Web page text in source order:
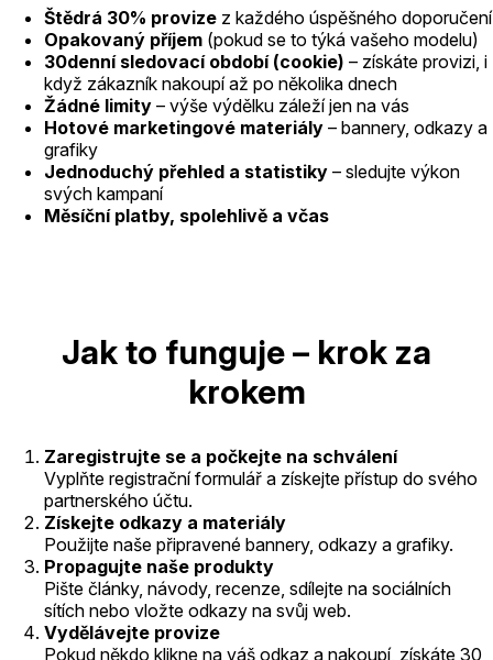
Štědrá 30% provize z každého úspěšného doporučení
Opakovaný příjem (pokud se to týká vašeho modelu)
30denní sledovací období (cookie) – získáte provizi, i
když zákazník nakoupí až po několika dnech
Žádné limity – výše výdělku záleží jen na vás
Hotové marketingové materiály – bannery, odkazy a
grafiky
Jednoduchý přehled a statistiky – sledujte výkon
svých kampaní
Měsíční platby, spolehlivě a včas
Jak to funguje – krok za
krokem
Zaregistrujte se a počkejte na schválení
Vyplňte registrační formulář a získejte přístup do svého
partnerského účtu.
Získejte odkazy a materiály
Použijte naše připravené bannery, odkazy a grafiky.
Propagujte naše produkty
Pište články, návody, recenze, sdílejte na sociálních
sítích nebo vložte odkazy na svůj web.
Vydělávejte provize
Pokud někdo klikne na váš odkaz a nakoupí, získáte 30